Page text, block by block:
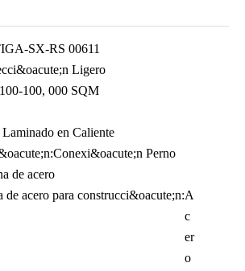
SX-RS 00611
Ligero
100-100, 000 SQM
en Caliente
Conexi&oacute;n Perno
de acero
de acero para construcci&oacute;n:A
c
er
o